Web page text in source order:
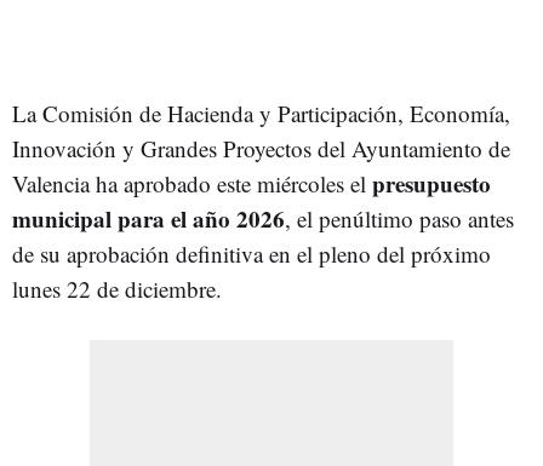
La Comisión de Hacienda y Participación, Economía,
Innovación y Grandes Proyectos del Ayuntamiento de
Valencia ha aprobado este miércoles el presupuesto
municipal para el año 2026, el penúltimo paso antes
de su aprobación definitiva en el pleno del próximo
lunes 22 de diciembre.